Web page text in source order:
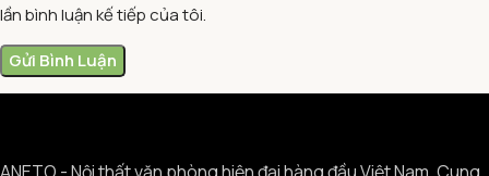
lần bình luận kế tiếp của tôi.